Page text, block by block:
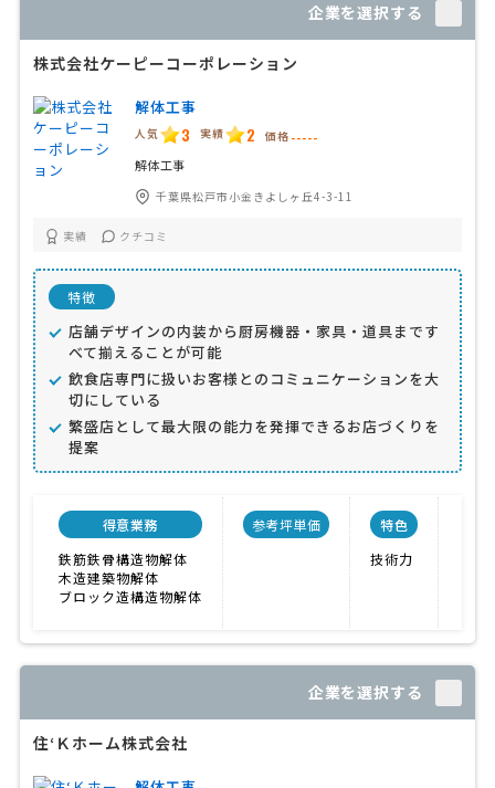
企業を選択する
株式会社ケーピーコーポレーション
解体工事
人気 3 実績 2 価格 -----
解体工事
千葉県松戸市小金きよしヶ丘4-3-11
実績 クチコミ
特徴
店舗デザインの内装から厨房機器・家具・道具まです
べて揃えることが可能
飲食店専門に扱いお客様とのコミュニケーションを大
切にしている
繁盛店として最大限の能力を発揮できるお店づくりを
提案
得意業務
鉄筋鉄骨構造物解体
木造建築物解体
ブロック造構造物解体
参考坪単価
特色
技術力
企業を選択する
住‘Ｋホーム株式会社